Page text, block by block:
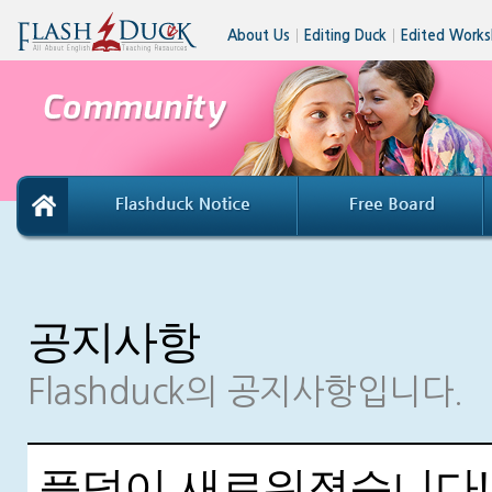
About Us Editing Duck Edited
공지사항
Flashduck의 공지사항입니다.